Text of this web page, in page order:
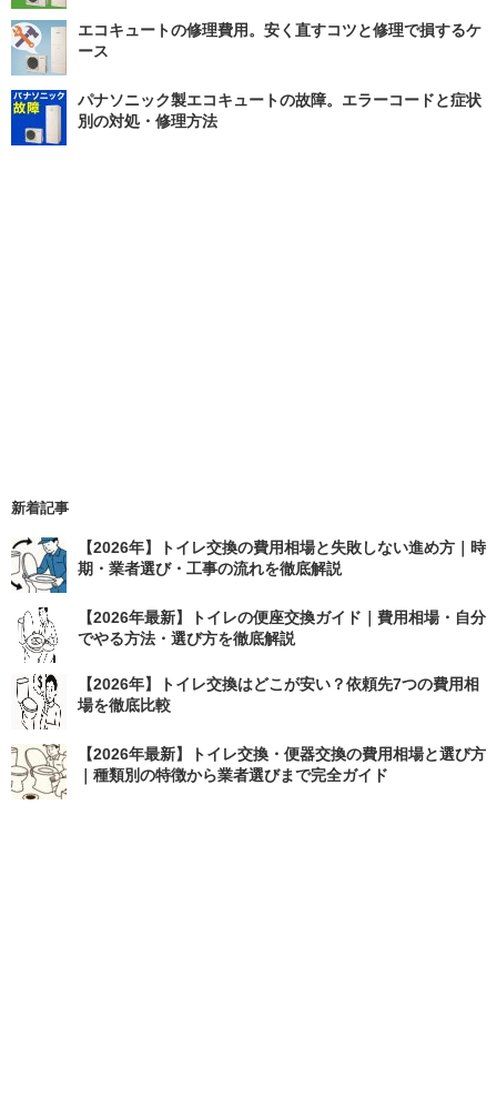
エコキュートの修理費用。安く直すコツと修理で損するケ
ース
パナソニック製エコキュートの故障。エラーコードと症状
別の対処・修理方法
新着記事
【2026年】トイレ交換の費用相場と失敗しない進め方｜時
期・業者選び・工事の流れを徹底解説
【2026年最新】トイレの便座交換ガイド｜費用相場・自分
でやる方法・選び方を徹底解説
【2026年】トイレ交換はどこが安い？依頼先7つの費用相
場を徹底比較
【2026年最新】トイレ交換・便器交換の費用相場と選び方
｜種類別の特徴から業者選びまで完全ガイド